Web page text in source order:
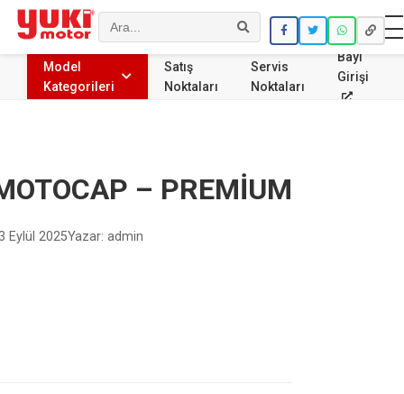
Ara
Model
Kategorileri
Satış
Noktaları
Servis
Noktaları
Bayi
Girişi
– PREMİUM
Eylül 2025Yazar: admin